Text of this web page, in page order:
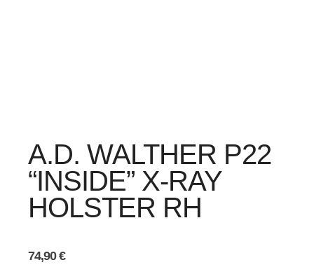
A.D. WALTHER P22
“INSIDE” X-RAY
HOLSTER RH
74,90€